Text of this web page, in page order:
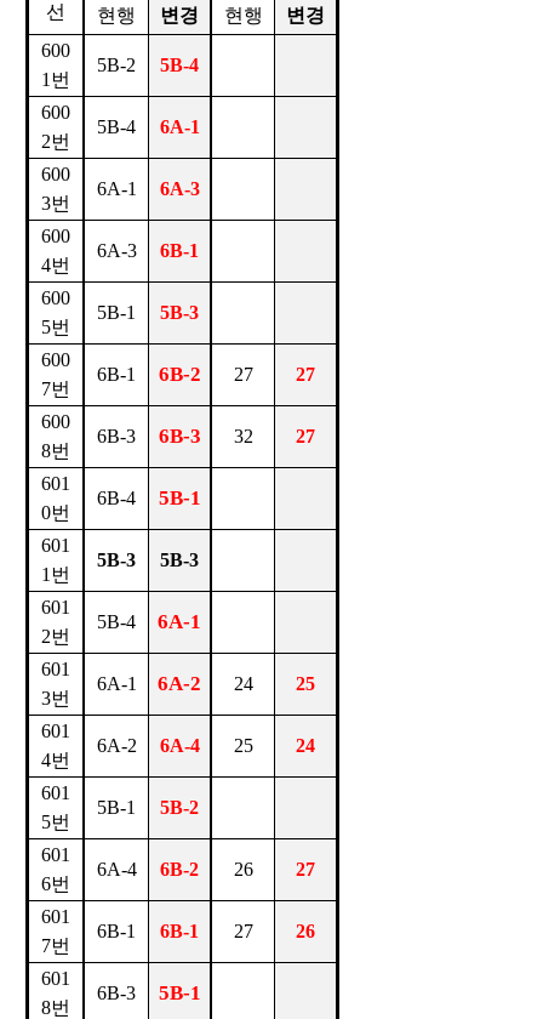
선
현행
변경 현행
변경
600
1번
5B-2 5B-4
600
2번
5B-4 6A-1
600
3번
6A-1 6A-3
600
4번
6A-3 6B-1
600
5번
5B-1 5B-3
600
7번
6B-1 6B-2 27 27
600
8번
6B-3 6B-3 32 27
601
0번
6B-4 5B-1
601
1번
5B-3 5B-3
601
2번
5B-4 6A-1
601
3번
6A-1 6A-2 24 25
601
4번
6A-2 6A-4 25 24
601
5번
5B-1 5B-2
601
6번
6A-4 6B-2 26 27
601
7번
6B-1 6B-1 27 26
601
8번
6B-3 5B-1